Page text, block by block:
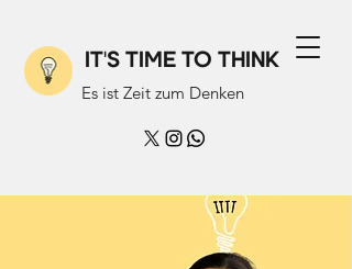
IT'S TIME TO THINK
Es ist Zeit zum Denken